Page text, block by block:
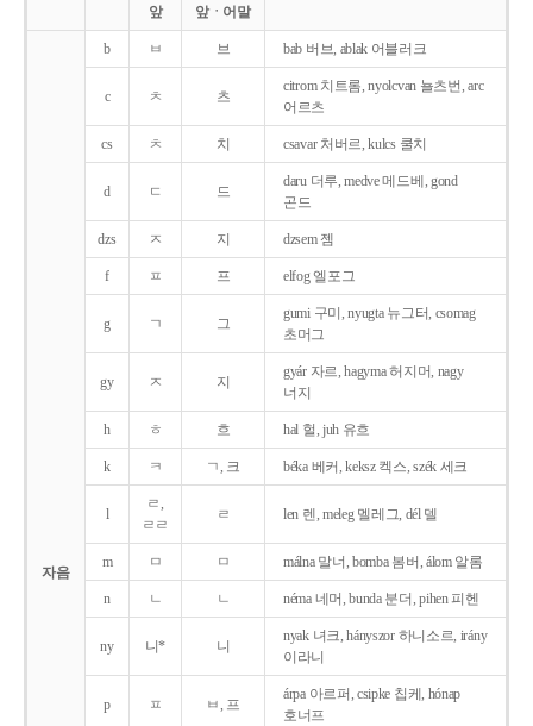
앞
앞ㆍ어말
자음
b ㅂ 브 bab 버브, ablak 어블러크
c ㅊ 츠
citrom 치트롬, nyolcvan 뇰츠번, arc
어르츠
cs ㅊ 치 csavar 처버르, kulcs 쿨치
d ㄷ 드
daru 더루, medve 메드베, gond
곤드
dzs ㅈ 지 dzsem 젬
f ㅍ 프 elfog 엘포그
g ㄱ 그
gumi 구미, nyugta 뉴그터, csomag
초머그
gy ㅈ 지
gyár 자르, hagyma 허지머, nagy
너지
h ㅎ 흐 hal 헐, juh 유흐
k ㅋ ㄱ, 크 béka 베커, keksz 켁스, szék 세크
l
ㄹ,
ㄹㄹ
ㄹ len 렌, meleg 멜레그, dél 델
m ㅁ ㅁ málna 말너, bomba 봄버, álom 알롬
n ㄴ ㄴ néma 네머, bunda 분더, pihen 피헨
ny 니* 니
nyak 녀크, hányszor 하니소르, irány
이라니
p ㅍ ㅂ, 프
árpa 아르퍼, csipke 칩케, hónap
호너프